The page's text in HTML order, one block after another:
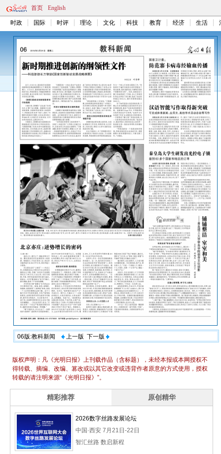
首页 English
时政 国际 时评 理论 文化 科技 教育 经济 生活
06版:教科新闻 上一版 下一版